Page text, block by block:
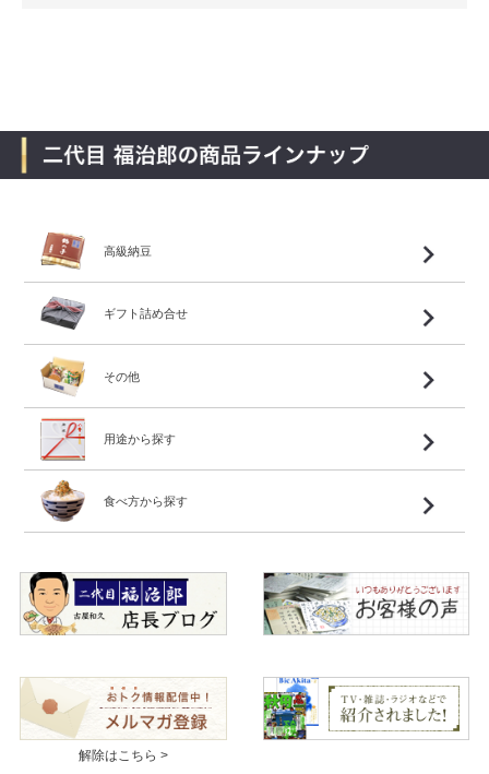
高級納豆
ギフト詰め合せ
その他
用途から探す
食べ方から探す
解除はこちら >